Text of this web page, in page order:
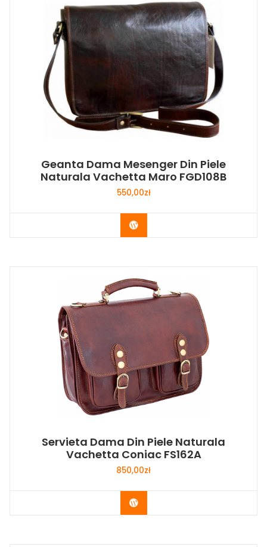
Geanta Dama Mesenger Din Piele
Naturala Vachetta Maro FGD108B
550,00zł
Buy Now
Servieta Dama Din Piele Naturala
Vachetta Coniac FS162A
850,00zł
Buy Now